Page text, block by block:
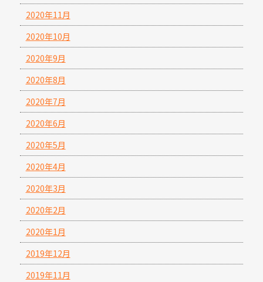
2020年11月
2020年10月
2020年9月
2020年8月
2020年7月
2020年6月
2020年5月
2020年4月
2020年3月
2020年2月
2020年1月
2019年12月
2019年11月